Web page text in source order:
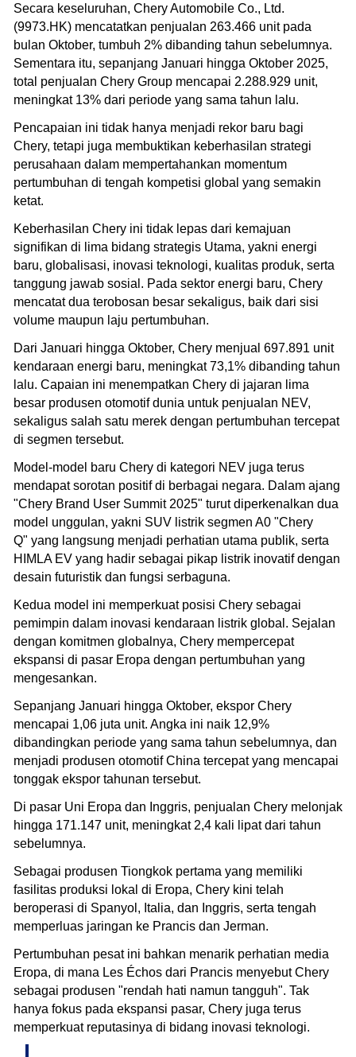
Secara keseluruhan, Chery Automobile Co., Ltd.
(9973.HK) mencatatkan penjualan 263.466 unit pada
bulan Oktober, tumbuh 2% dibanding tahun sebelumnya.
Sementara itu, sepanjang Januari hingga Oktober 2025,
total penjualan Chery Group mencapai 2.288.929 unit,
meningkat 13% dari periode yang sama tahun lalu.
Pencapaian ini tidak hanya menjadi rekor baru bagi
Chery, tetapi juga membuktikan keberhasilan strategi
perusahaan dalam mempertahankan momentum
pertumbuhan di tengah kompetisi global yang semakin
ketat.
Keberhasilan Chery ini tidak lepas dari kemajuan
signifikan di lima bidang strategis Utama, yakni energi
baru, globalisasi, inovasi teknologi, kualitas produk, serta
tanggung jawab sosial. Pada sektor energi baru, Chery
mencatat dua terobosan besar sekaligus, baik dari sisi
volume maupun laju pertumbuhan.
Dari Januari hingga Oktober, Chery menjual 697.891 unit
kendaraan energi baru, meningkat 73,1% dibanding tahun
lalu. Capaian ini menempatkan Chery di jajaran lima
besar produsen otomotif dunia untuk penjualan NEV,
sekaligus salah satu merek dengan pertumbuhan tercepat
di segmen tersebut.
Model-model baru Chery di kategori NEV juga terus
mendapat sorotan positif di berbagai negara. Dalam ajang
"Chery Brand User Summit 2025" turut diperkenalkan dua
model unggulan, yakni SUV listrik segmen A0 "Chery
Q" yang langsung menjadi perhatian utama publik, serta
HIMLA EV yang hadir sebagai pikap listrik inovatif dengan
desain futuristik dan fungsi serbaguna.
Kedua model ini memperkuat posisi Chery sebagai
pemimpin dalam inovasi kendaraan listrik global. Sejalan
dengan komitmen globalnya, Chery mempercepat
ekspansi di pasar Eropa dengan pertumbuhan yang
mengesankan.
Sepanjang Januari hingga Oktober, ekspor Chery
mencapai 1,06 juta unit. Angka ini naik 12,9%
dibandingkan periode yang sama tahun sebelumnya, dan
menjadi produsen otomotif China tercepat yang mencapai
tonggak ekspor tahunan tersebut.
Di pasar Uni Eropa dan Inggris, penjualan Chery melonjak
hingga 171.147 unit, meningkat 2,4 kali lipat dari tahun
sebelumnya.
Sebagai produsen Tiongkok pertama yang memiliki
fasilitas produksi lokal di Eropa, Chery kini telah
beroperasi di Spanyol, Italia, dan Inggris, serta tengah
memperluas jaringan ke Prancis dan Jerman.
Pertumbuhan pesat ini bahkan menarik perhatian media
Eropa, di mana Les Échos dari Prancis menyebut Chery
sebagai produsen "rendah hati namun tangguh". Tak
hanya fokus pada ekspansi pasar, Chery juga terus
memperkuat reputasinya di bidang inovasi teknologi.